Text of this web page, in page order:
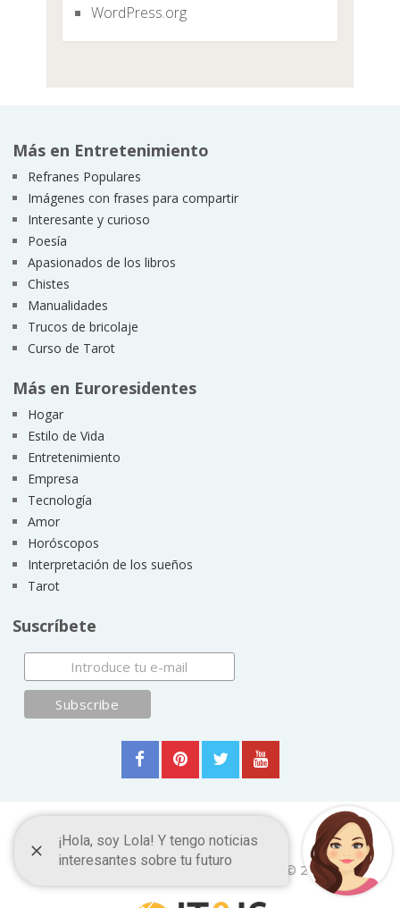
WordPress.org
Más en Entretenimiento
Refranes Populares
Imágenes con frases para compartir
Interesante y curioso
Poesía
Apasionados de los libros
Chistes
Manualidades
Trucos de bricolaje
Curso de Tarot
Más en Euroresidentes
Hogar
Estilo de Vida
Entretenimiento
Empresa
Tecnología
Amor
Horóscopos
Interpretación de los sueños
Tarot
Suscríbete
Frases y Citas CélebresCopyright © 2026.